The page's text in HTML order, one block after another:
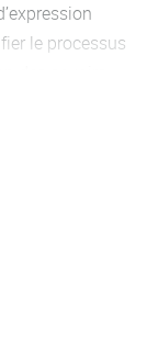
le processus